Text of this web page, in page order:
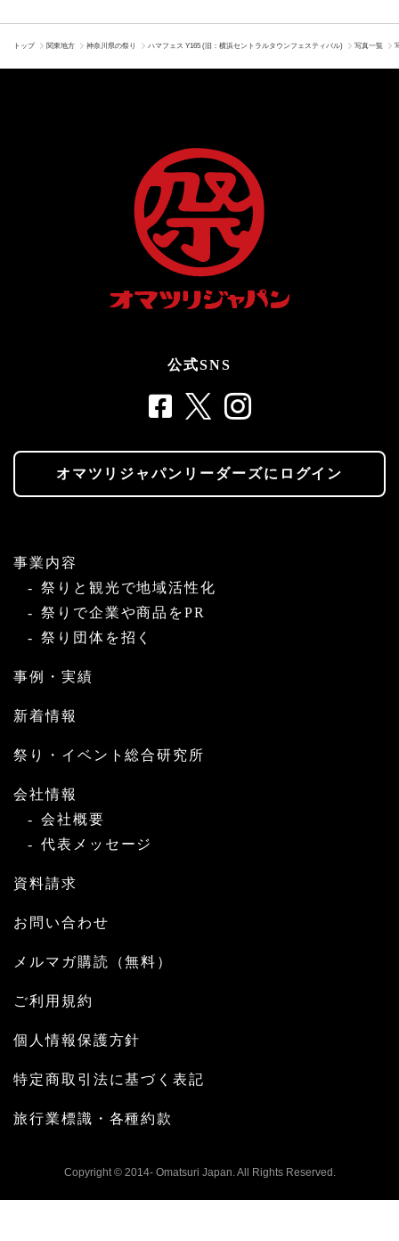
トップ 関東地方 神奈川県の祭り ハマフェス Y165 (旧：横浜セントラルタウンフェスティバル) 写真一覧
公式SNS
オマツリジャパンリーダーズにログイン
事業内容
祭りと観光で地域活性化
祭りで企業や商品をPR
祭り団体を招く
事例・実績
新着情報
祭り・イベント総合研究所
会社情報
会社概要
代表メッセージ
資料請求
お問い合わせ
メルマガ購読（無料）
ご利用規約
個人情報保護方針
特定商取引法に基づく表記
旅行業標識・各種約款
Copyright © 2014- Omatsuri Japan. All Rights Reserved.